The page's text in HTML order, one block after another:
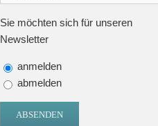
Sie möchten sich für unseren
Newsletter
anmelden
abmelden